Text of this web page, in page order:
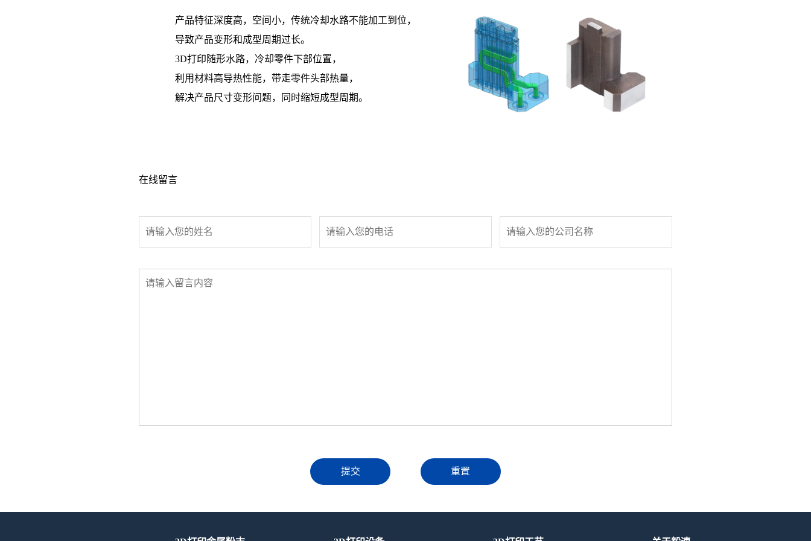
产品特征深度高，空间小，传统冷却水路不能加工到位，
导致产品变形和成型周期过长。
3D打印随形水路，冷却零件下部位置，
利用材料高导热性能，带走零件头部热量，
解决产品尺寸变形问题，同时缩短成型周期。
在线留言
提交 重置